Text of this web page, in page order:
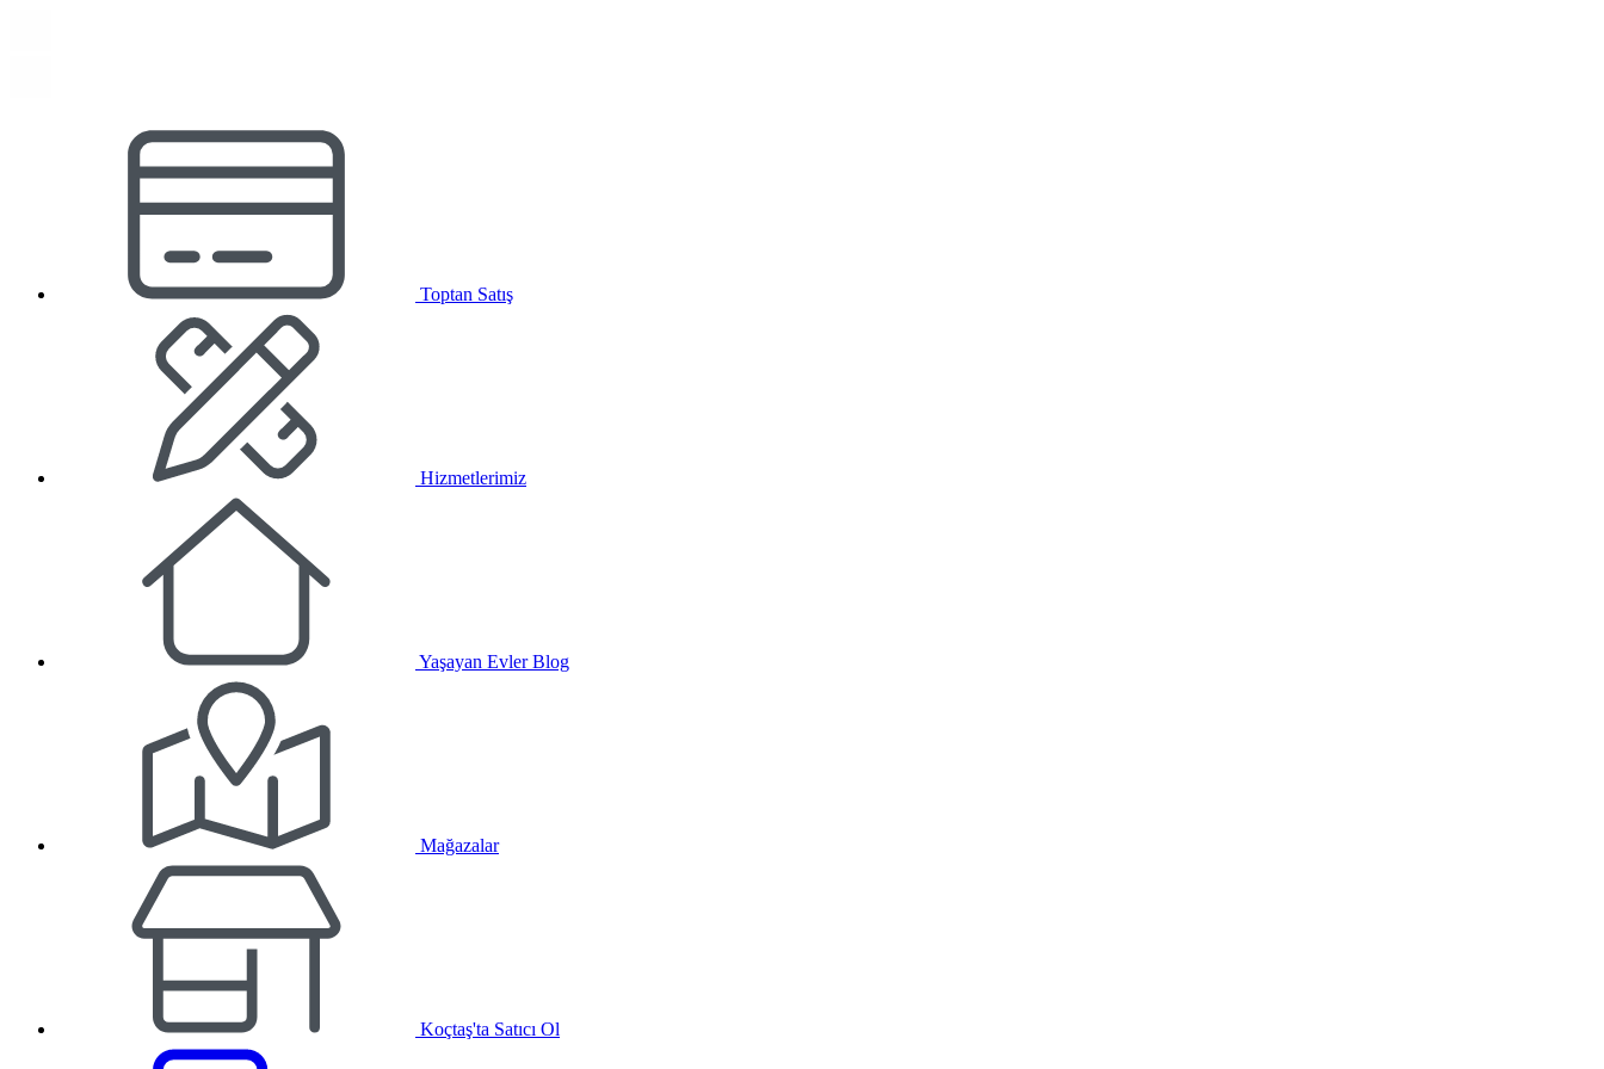
Toptan Satış
Hizmetlerimiz
Yaşayan Evler Blog
Mağazalar
Koçtaş'ta Satıcı Ol